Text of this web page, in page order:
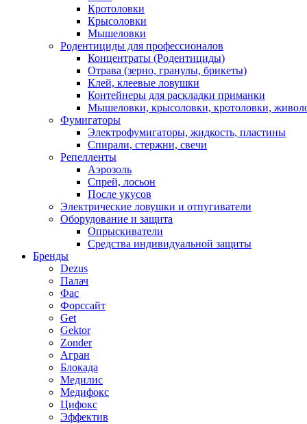
Кротоловки
Крысоловки
Мышеловки
Родентициды для профессионалов
Концентраты (Родентициды)
Отрава (зерно, гранулы, брикеты)
Клей, клеевые ловушки
Контейнеры для раскладки приманки
Мышеловки, крысоловки, кротоловки,
Фумигаторы
Электрофумигаторы, жидкость, пластины
Спирали, стержни, свечи
Репелленты
Аэрозоль
Спрей, лосьон
После укусов
Электрические ловушки и отпугиватели
Оборудование и защита
Опрыскиватели
Средства индивидуальной защиты
Бренды
Dezus
Палач
Фас
Форcсайт
Get
Gektor
Zonder
Агран
Блокада
Медилис
Медифокс
Цифокс
Эффектив